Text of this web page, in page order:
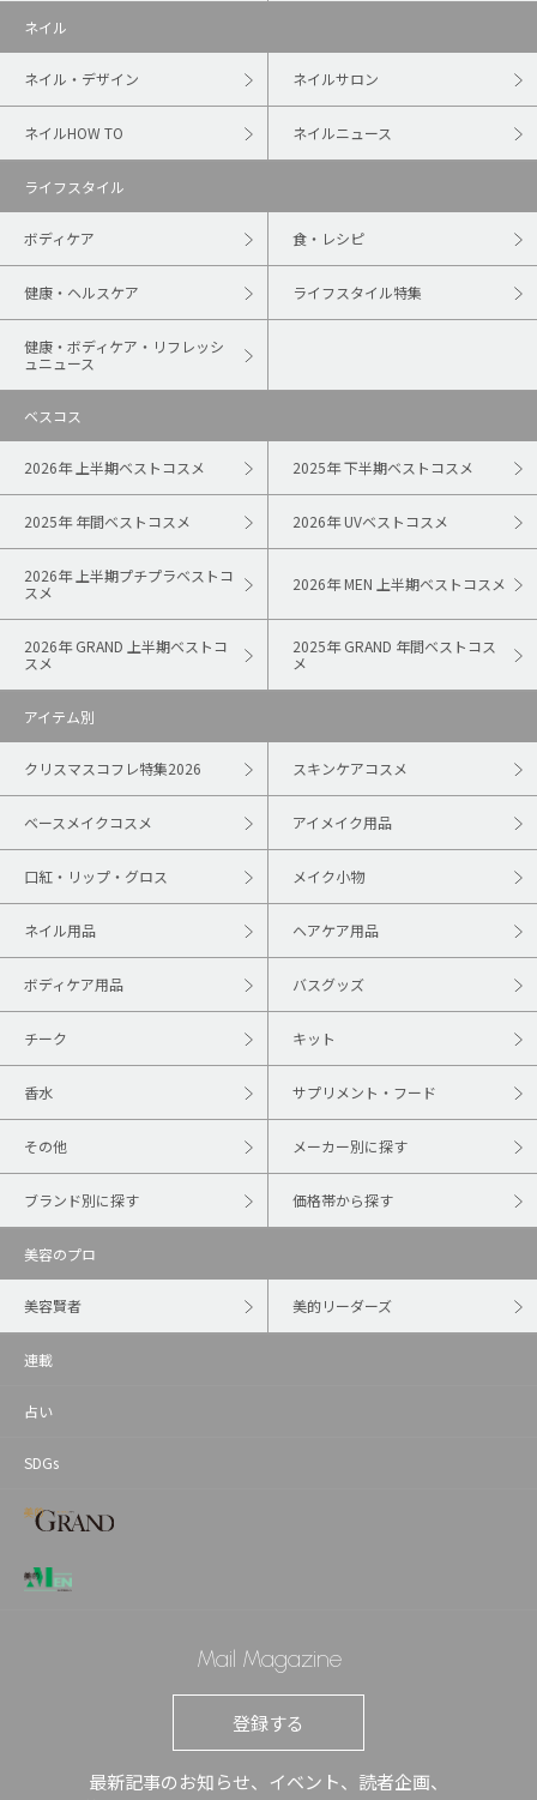
ネイル
ネイル・デザイン ネイルサロン
ネイルHOW TO ネイルニュース
ライフスタイル
ボディケア 食・レシピ
健康・ヘルスケア ライフスタイル特集
健康・ボディケア・リフレッシ
ュニュース
ベスコス
2026年 上半期ベストコスメ 2025年 下半期ベストコスメ
2025年 年間ベストコスメ 2026年 UVベストコスメ
2026年 上半期プチプラベストコ
スメ
2026年 MEN 上半期ベストコスメ
2026年 GRAND 上半期ベストコ
スメ
2025年 GRAND 年間ベストコス
メ
アイテム別
クリスマスコフレ特集2026 スキンケアコスメ
ベースメイクコスメ アイメイク用品
口紅・リップ・グロス メイク小物
ネイル用品 ヘアケア用品
ボディケア用品 バスグッズ
チーク キット
香水 サプリメント・フード
その他 メーカー別に探す
ブランド別に探す 価格帯から探す
美容のプロ
美容賢者 美的リーダーズ
連載
占い
SDGs
Mail Magazine
登録する
最新記事のお知らせ、イベント、読者企画、